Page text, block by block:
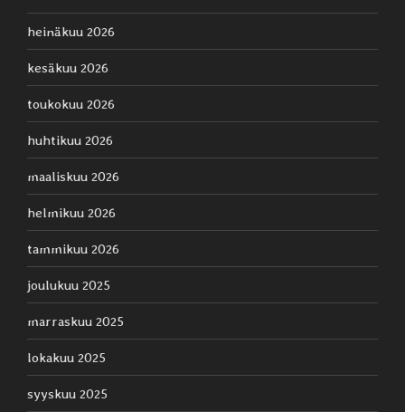
heinäkuu 2026
kesäkuu 2026
toukokuu 2026
huhtikuu 2026
maaliskuu 2026
helmikuu 2026
tammikuu 2026
joulukuu 2025
marraskuu 2025
lokakuu 2025
syyskuu 2025